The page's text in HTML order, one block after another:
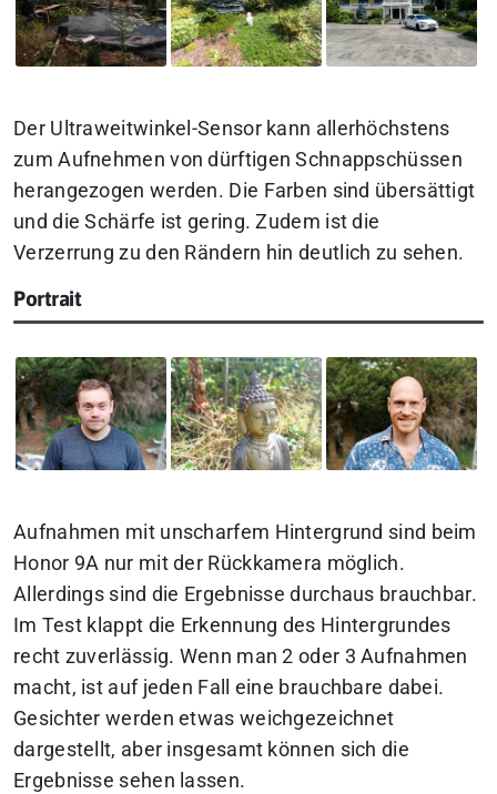
Der Ultraweitwinkel-Sensor kann allerhöchstens
zum Aufnehmen von dürftigen Schnappschüssen
herangezogen werden. Die Farben sind übersättigt
und die Schärfe ist gering. Zudem ist die
Verzerrung zu den Rändern hin deutlich zu sehen.
Portrait
Aufnahmen mit unscharfem Hintergrund sind beim
Honor 9A nur mit der Rückkamera möglich.
Allerdings sind die Ergebnisse durchaus brauchbar.
Im Test klappt die Erkennung des Hintergrundes
recht zuverlässig. Wenn man 2 oder 3 Aufnahmen
macht, ist auf jeden Fall eine brauchbare dabei.
Gesichter werden etwas weichgezeichnet
dargestellt, aber insgesamt können sich die
Ergebnisse sehen lassen.